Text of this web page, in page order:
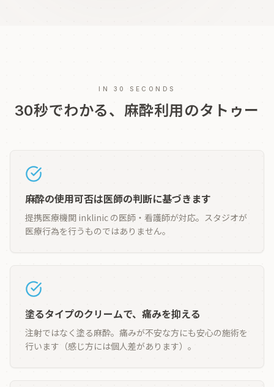
IN 30 SECONDS
30秒でわかる、麻酔利用のタトゥー
麻酔の使用可否は医師の判断に基づきます
提携医療機関 inklinic の医師・看護師が対応。スタジオが
医療行為を行うものではありません。
塗るタイプのクリームで、痛みを抑える
注射ではなく塗る麻酔。痛みが不安な方にも安心の施術を
行います（感じ方には個人差があります）。